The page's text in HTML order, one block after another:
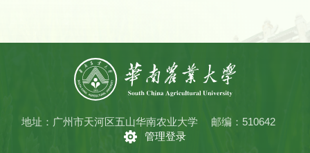
地址：广州市天河区五山华南农业大学
邮编：510642
管理登录